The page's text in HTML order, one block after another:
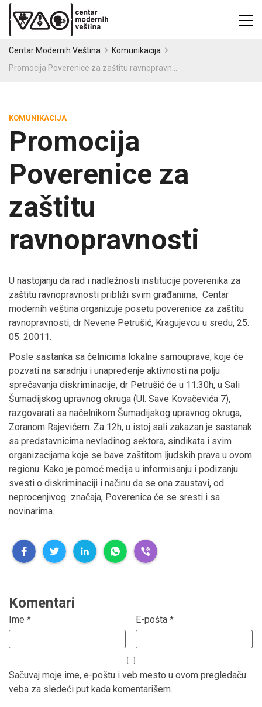
Centar Modernih Veština
Komunikacija
KOMUNIKACIJA
Promocija
Poverenice za
zaštitu
ravnopravnosti
U nastojanju da rad i nadležnosti institucije poverenika za
zaštitu ravnopravnosti približi svim građanima, Centar
modernih veština organizuje posetu poverenice za zaštitu
ravnopravnosti, dr Nevene Petrušić, Kragujevcu u sredu, 25.
05. 20011.
Posle sastanka sa čelnicima lokalne samouprave, koje će
pozvati na saradnju i unapređenje aktivnosti na polju
sprečavanja diskriminacije, dr Petrušić će u 11:30h, u Sali
Šumadijskog upravnog okruga (Ul. Save Kovačevića 7),
razgovarati sa načelnikom Šumadijskog upravnog okruga,
Zoranom Rajevićem. Za 12h, u istoj sali zakazan je sastanak
sa predstavnicima nevladinog sektora, sindikata i svim
organizacijama koje se bave zaštitom ljudskih prava u ovom
regionu. Kako je pomoć medija u informisanju i podizanju
svesti o diskriminaciji i načinu da se ona zaustavi, od
neprocenjivog značaja, Poverenica će se sresti i sa
novinarima.
Komentari
Ime * E-pošta *
Sačuvaj moje ime, e-poštu i veb mesto u ovom pregledaču
veba za sledeći put kada komentarišem.